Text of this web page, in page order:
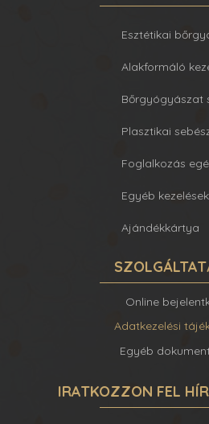
Esztétikai
Alakformáló
Bőrgyógyászat
Plasztikai
Foglalkozás
Egyéb kezelések
Ajándékkártya
Online
Adatkezelési
Egyéb
IRATKOZZON FEL